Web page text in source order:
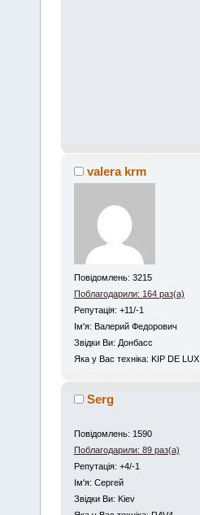
valera krm
Повідомлень: 3215
Поблагодарили: 164 раз(а)
Репутація: +11/-1
Iм'я: Валерий Федорович
Звідки Ви: Донбасс
Яка у Вас техніка: KIP DE LUX
Serg
Повідомлень: 1590
Поблагодарили: 89 раз(а)
Репутація: +4/-1
Iм'я: Сергей
Звідки Ви: Kiev